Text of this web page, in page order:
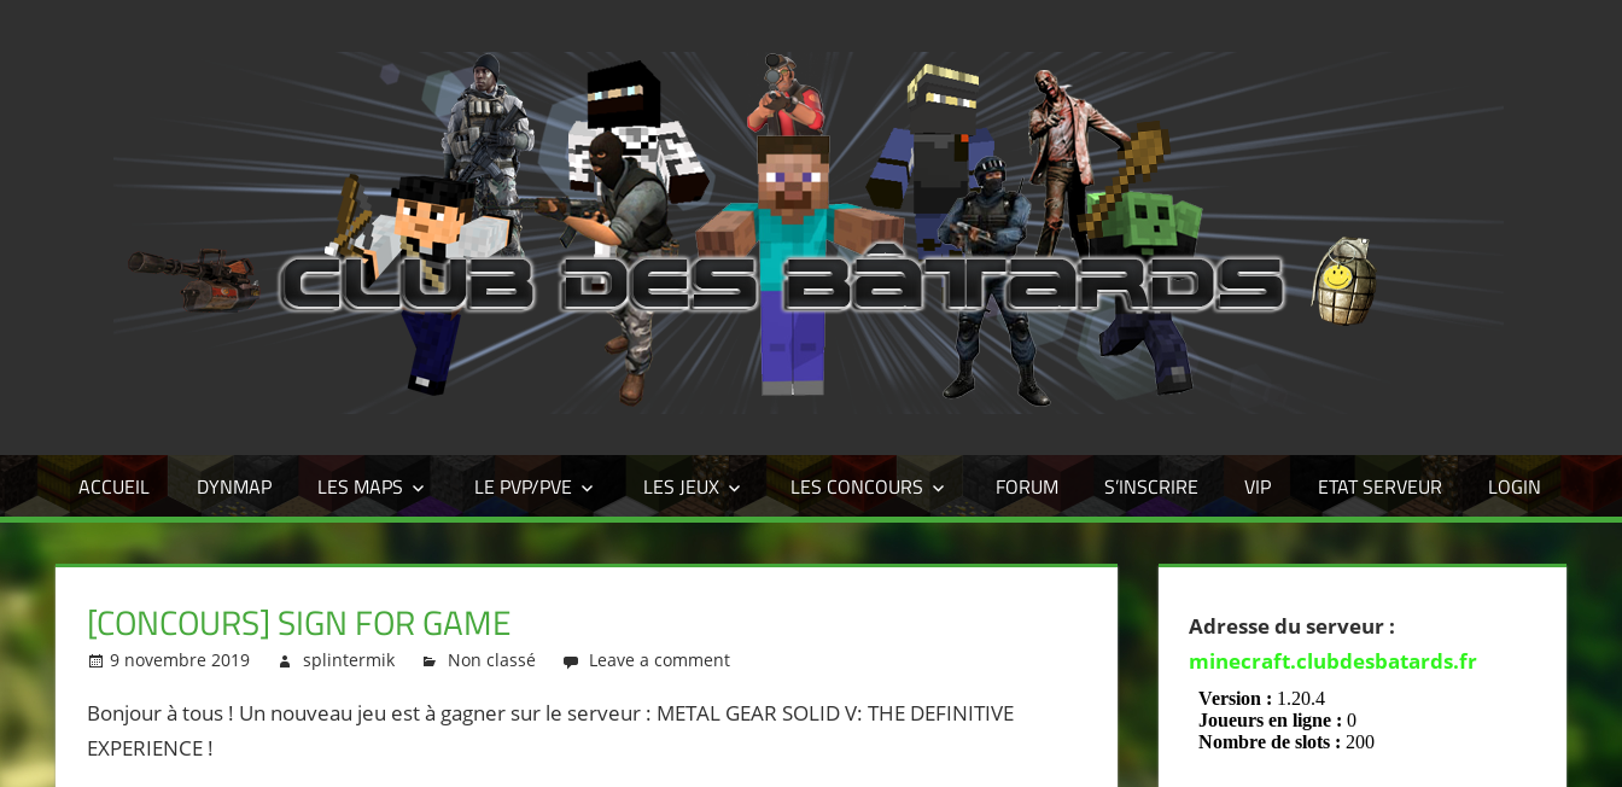
ACCUEIL DYNMAP LES MAPS LE PVP/PVE LES JEUX LES CONCOURS FORUM S’INSCRIRE VIP ETAT SERVEUR LOGIN
[CONCOURS] SIGN FOR GAME
9 novembre 2019 splintermik Non classé Leave a comment
Bonjour à tous ! Un nouveau jeu est à gagner sur le serveur : METAL GEAR SOLID V: THE DEFINITIVE
EXPERIENCE !
Adresse du serveur :
minecraft.clubdesbatards.fr